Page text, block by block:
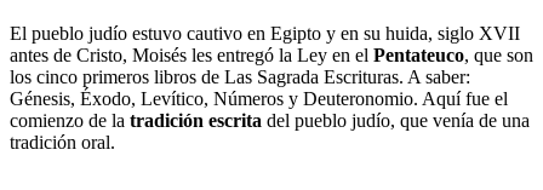
El pueblo judío estuvo cautivo en Egipto y en su huida, siglo XVII
antes de Cristo, Moisés les entregó la Ley en el Pentateuco, que son
los cinco primeros libros de Las Sagrada Escrituras. A saber:
Génesis, Éxodo, Levítico, Números y Deuteronomio. Aquí fue el
comienzo de la tradición escrita del pueblo judío, que venía de una
tradición oral.